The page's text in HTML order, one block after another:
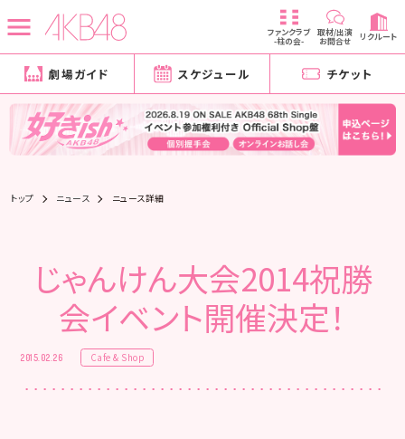
ファンクラブ
-柱の会-
取材/出演
お問合せ リクルート
劇場ガイド スケジュール チケット
トップ ニュース ニュース詳細
じゃんけん大会2014祝勝
会イベント開催決定！
2015.02.26 Cafe & Shop